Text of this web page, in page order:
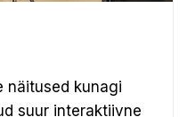
näitused kunagi
suur interaktiivne